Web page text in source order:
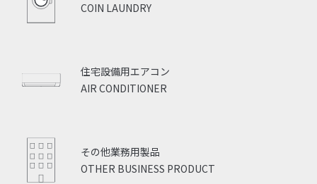
COIN LAUNDRY
AIR CONDITIONER
住宅設備用エアコン
OTHER BUSINESS PRODUCT
その他業務用製品